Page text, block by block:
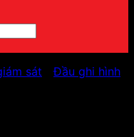
sát Đầu ghi hình